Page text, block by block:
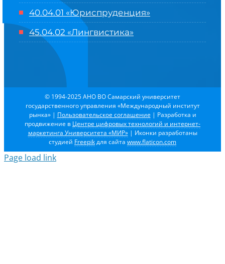
40.04.01 «Юриспруденция»
45.04.02 «Лингвистика»
© 1994-2025 АНО ВО Самарский университет
государственного управления «Международный институт
рынка» | Пользовательское соглашение | Разработка и
продвижение в Центре цифровых технологий и интернет-
маркетинга Университета «МИР»| Иконки разработаны
студией Freepikдля сайта www.flaticon.com
Page load link